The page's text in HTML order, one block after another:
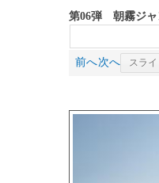
第06弾 朝霧ジャ
前へ次へ スラ